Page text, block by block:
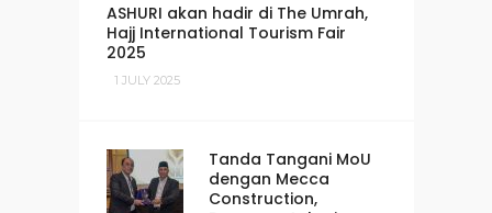
ASHURI akan hadir di The Umrah,
Hajj International Tourism Fair
2025
1 JULY 2025
Tanda Tangani MoU
dengan Mecca
Construction,